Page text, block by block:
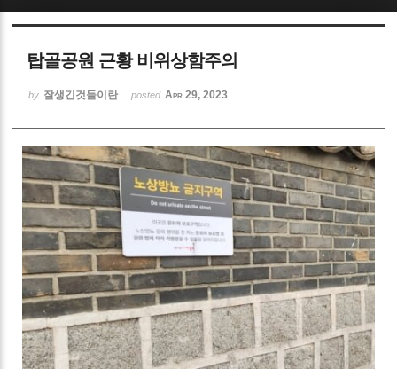
탑골공원 근황 비위상함주의
by 잘생긴것들이란 posted Apr 29, 2023
Sketchbook5, 스케치북5
Sketchbook5, 스케치북5